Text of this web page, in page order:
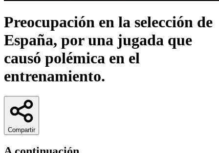
Preocupación en la selección de
España, por una jugada que
causó polémica en el
entrenamiento.
Compartir